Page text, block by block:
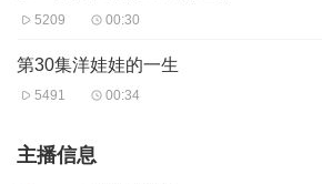
5209 00:30
第30集洋娃娃的一生
5491 00:34
主播信息